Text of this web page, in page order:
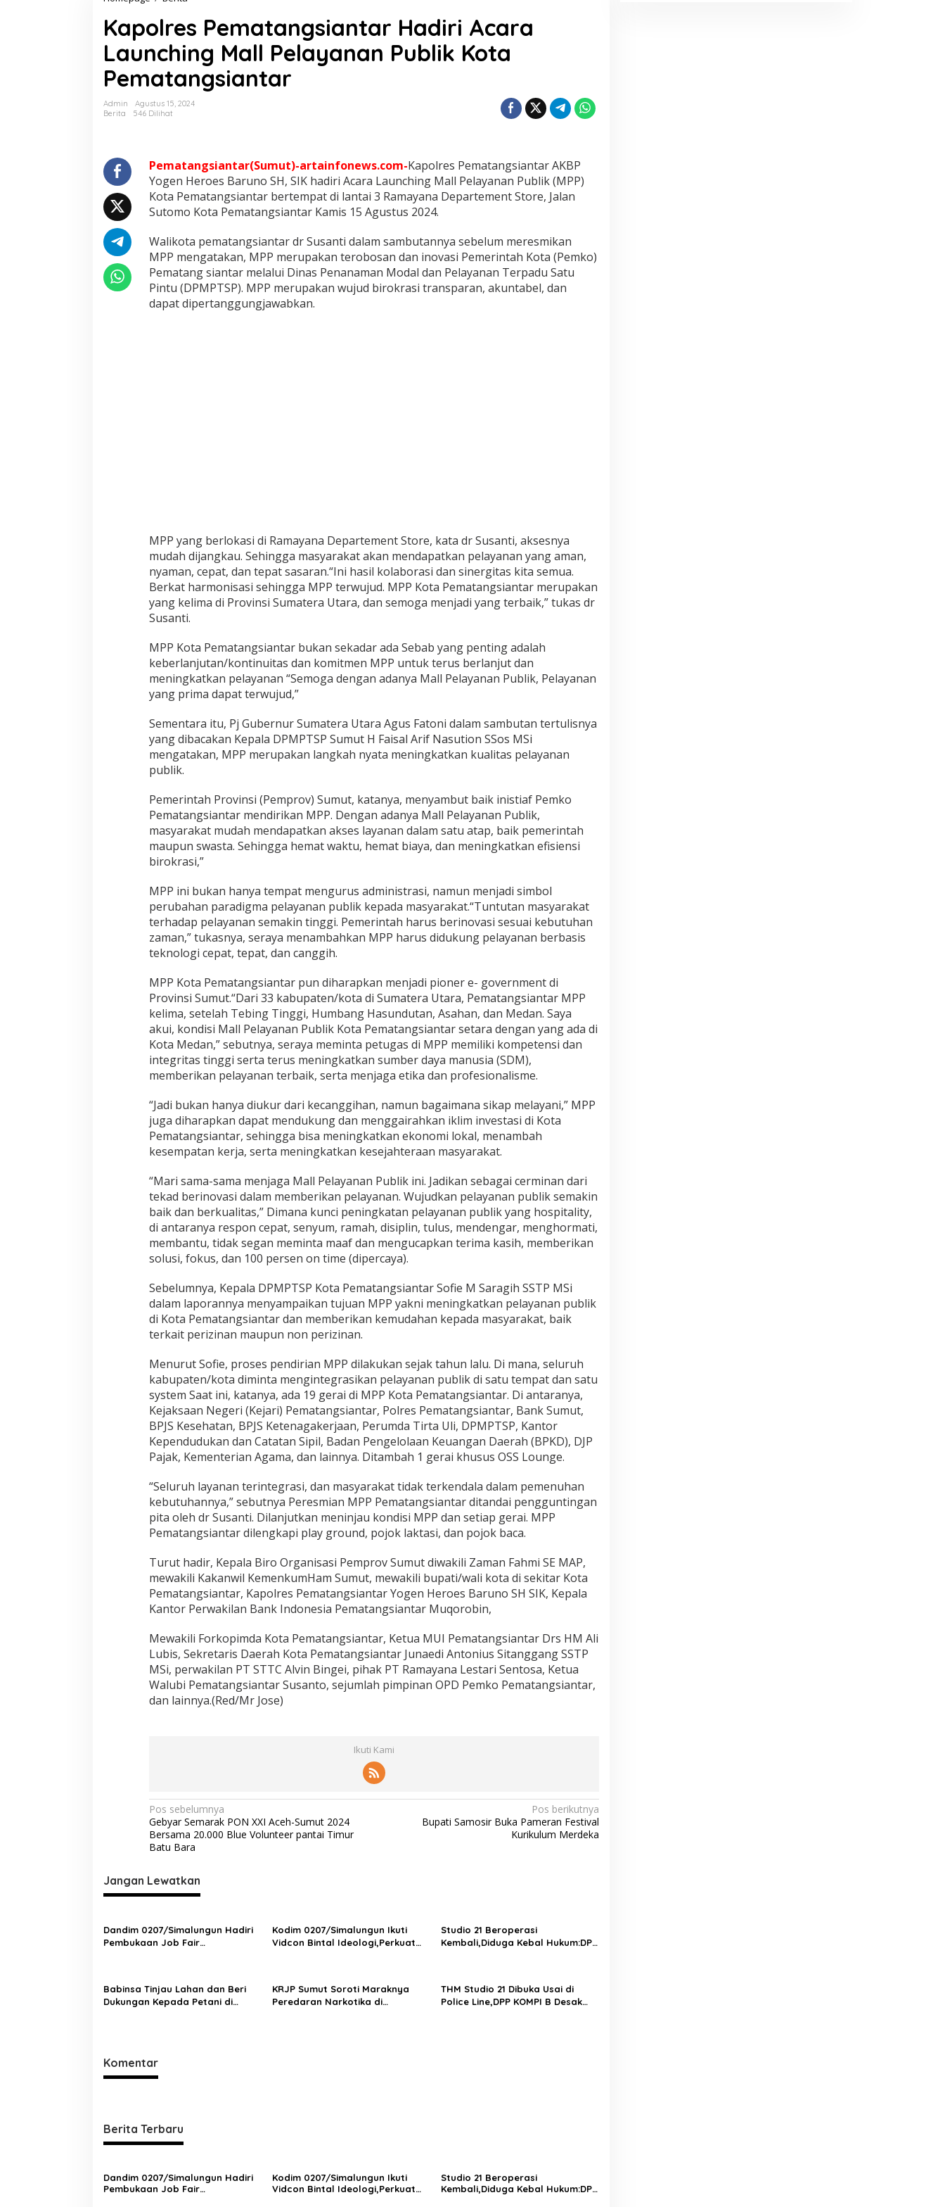
p
o
l
r
e
s
P
a
n
g
s
i
n
a
r
H
a
d
M
a
l
l
P
e
l
y
n
a
n
u
b
l
i
o
a
P
e
m
t
a
n
g
s
i
a
t
a
r
Kapolres Pematangsiantar Hadiri Acara
Launching Mall Pelayanan Publik Kota
Pematangsiantar
Admin
Agustus 15, 2024
Berita
546 Dilihat
Pematangsiantar(Sumut)-artainfonews.com-Kapolres Pematangsiantar AKBP
Yogen Heroes Baruno SH, SIK hadiri Acara Launching Mall Pelayanan Publik (MPP)
Kota Pematangsiantar bertempat di lantai 3 Ramayana Departement Store, Jalan
Sutomo Kota Pematangsiantar Kamis 15 Agustus 2024.
Walikota pematangsiantar dr Susanti dalam sambutannya sebelum meresmikan
MPP mengatakan, MPP merupakan terobosan dan inovasi Pemerintah Kota (Pemko)
Pematang siantar melalui Dinas Penanaman Modal dan Pelayanan Terpadu Satu
Pintu (DPMPTSP). MPP merupakan wujud birokrasi transparan, akuntabel, dan
dapat dipertanggungjawabkan.
MPP yang berlokasi di Ramayana Departement Store, kata dr Susanti, aksesnya
mudah dijangkau. Sehingga masyarakat akan mendapatkan pelayanan yang aman,
nyaman, cepat, dan tepat sasaran.“Ini hasil kolaborasi dan sinergitas kita semua.
Berkat harmonisasi sehingga MPP terwujud. MPP Kota Pematangsiantar merupakan
yang kelima di Provinsi Sumatera Utara, dan semoga menjadi yang terbaik,” tukas dr
Susanti.
MPP Kota Pematangsiantar bukan sekadar ada Sebab yang penting adalah
keberlanjutan/kontinuitas dan komitmen MPP untuk terus berlanjut dan
meningkatkan pelayanan “Semoga dengan adanya Mall Pelayanan Publik, Pelayanan
yang prima dapat terwujud,”
Sementara itu, Pj Gubernur Sumatera Utara Agus Fatoni dalam sambutan tertulisnya
yang dibacakan Kepala DPMPTSP Sumut H Faisal Arif Nasution SSos MSi
mengatakan, MPP merupakan langkah nyata meningkatkan kualitas pelayanan
publik.
Pemerintah Provinsi (Pemprov) Sumut, katanya, menyambut baik inistiaf Pemko
Pematangsiantar mendirikan MPP. Dengan adanya Mall Pelayanan Publik,
masyarakat mudah mendapatkan akses layanan dalam satu atap, baik pemerintah
maupun swasta. Sehingga hemat waktu, hemat biaya, dan meningkatkan efisiensi
birokrasi,”
MPP ini bukan hanya tempat mengurus administrasi, namun menjadi simbol
perubahan paradigma pelayanan publik kepada masyarakat.“Tuntutan masyarakat
terhadap pelayanan semakin tinggi. Pemerintah harus berinovasi sesuai kebutuhan
zaman,” tukasnya, seraya menambahkan MPP harus didukung pelayanan berbasis
teknologi cepat, tepat, dan canggih.
MPP Kota Pematangsiantar pun diharapkan menjadi pioner e- government di
Provinsi Sumut.“Dari 33 kabupaten/kota di Sumatera Utara, Pematangsiantar MPP
kelima, setelah Tebing Tinggi, Humbang Hasundutan, Asahan, dan Medan. Saya
akui, kondisi Mall Pelayanan Publik Kota Pematangsiantar setara dengan yang ada di
Kota Medan,” sebutnya, seraya meminta petugas di MPP memiliki kompetensi dan
integritas tinggi serta terus meningkatkan sumber daya manusia (SDM),
memberikan pelayanan terbaik, serta menjaga etika dan profesionalisme.
“Jadi bukan hanya diukur dari kecanggihan, namun bagaimana sikap melayani,” MPP
juga diharapkan dapat mendukung dan menggairahkan iklim investasi di Kota
Pematangsiantar, sehingga bisa meningkatkan ekonomi lokal, menambah
kesempatan kerja, serta meningkatkan kesejahteraan masyarakat.
“Mari sama-sama menjaga Mall Pelayanan Publik ini. Jadikan sebagai cerminan dari
tekad berinovasi dalam memberikan pelayanan. Wujudkan pelayanan publik semakin
baik dan berkualitas,” Dimana kunci peningkatan pelayanan publik yang hospitality,
di antaranya respon cepat, senyum, ramah, disiplin, tulus, mendengar, menghormati,
membantu, tidak segan meminta maaf dan mengucapkan terima kasih, memberikan
solusi, fokus, dan 100 persen on time (dipercaya).
Sebelumnya, Kepala DPMPTSP Kota Pematangsiantar Sofie M Saragih SSTP MSi
dalam laporannya menyampaikan tujuan MPP yakni meningkatkan pelayanan publik
di Kota Pematangsiantar dan memberikan kemudahan kepada masyarakat, baik
terkait perizinan maupun non perizinan.
Menurut Sofie, proses pendirian MPP dilakukan sejak tahun lalu. Di mana, seluruh
kabupaten/kota diminta mengintegrasikan pelayanan publik di satu tempat dan satu
system Saat ini, katanya, ada 19 gerai di MPP Kota Pematangsiantar. Di antaranya,
Kejaksaan Negeri (Kejari) Pematangsiantar, Polres Pematangsiantar, Bank Sumut,
BPJS Kesehatan, BPJS Ketenagakerjaan, Perumda Tirta Uli, DPMPTSP, Kantor
Kependudukan dan Catatan Sipil, Badan Pengelolaan Keuangan Daerah (BPKD), DJP
Pajak, Kementerian Agama, dan lainnya. Ditambah 1 gerai khusus OSS Lounge.
“Seluruh layanan terintegrasi, dan masyarakat tidak terkendala dalam pemenuhan
kebutuhannya,” sebutnya Peresmian MPP Pematangsiantar ditandai pengguntingan
pita oleh dr Susanti. Dilanjutkan meninjau kondisi MPP dan setiap gerai. MPP
Pematangsiantar dilengkapi play ground, pojok laktasi, dan pojok baca.
Turut hadir, Kepala Biro Organisasi Pemprov Sumut diwakili Zaman Fahmi SE MAP,
mewakili Kakanwil KemenkumHam Sumut, mewakili bupati/wali kota di sekitar Kota
Pematangsiantar, Kapolres Pematangsiantar Yogen Heroes Baruno SH SIK, Kepala
Kantor Perwakilan Bank Indonesia Pematangsiantar Muqorobin,
Mewakili Forkopimda Kota Pematangsiantar, Ketua MUI Pematangsiantar Drs HM Ali
Lubis, Sekretaris Daerah Kota Pematangsiantar Junaedi Antonius Sitanggang SSTP
MSi, perwakilan PT STTC Alvin Bingei, pihak PT Ramayana Lestari Sentosa, Ketua
Walubi Pematangsiantar Susanto, sejumlah pimpinan OPD Pemko Pematangsiantar,
dan lainnya.(Red/Mr Jose)
Ikuti Kami
N
a
v
i
g
s
i
o
s
Pos sebelumnya
Gebyar Semarak PON XXI Aceh-Sumut 2024
Bersama 20.000 Blue Volunteer pantai Timur
Batu Bara
Pos berikutnya
Bupati Samosir Buka Pameran Festival
Kurikulum Merdeka
Jangan Lewatkan
Dandim 0207/Simalungun Hadiri
Pembukaan Job Fair
Kodim 0207/Simalungun Ikuti
Vidcon Bintal Ideologi,Perkuat
Studio 21 Beroperasi
Kembali,Diduga Kebal Hukum:DPP
Babinsa Tinjau Lahan dan Beri
Dukungan Kepada Petani di
KRJP Sumut Soroti Maraknya
Peredaran Narkotika di
THM Studio 21 Dibuka Usai di
Police Line,DPP KOMPI B Desak
Komentar
Berita Terbaru
Dandim 0207/Simalungun Hadiri
Pembukaan Job Fair
Kodim 0207/Simalungun Ikuti
Vidcon Bintal Ideologi,Perkuat
Studio 21 Beroperasi
Kembali,Diduga Kebal Hukum:DPP